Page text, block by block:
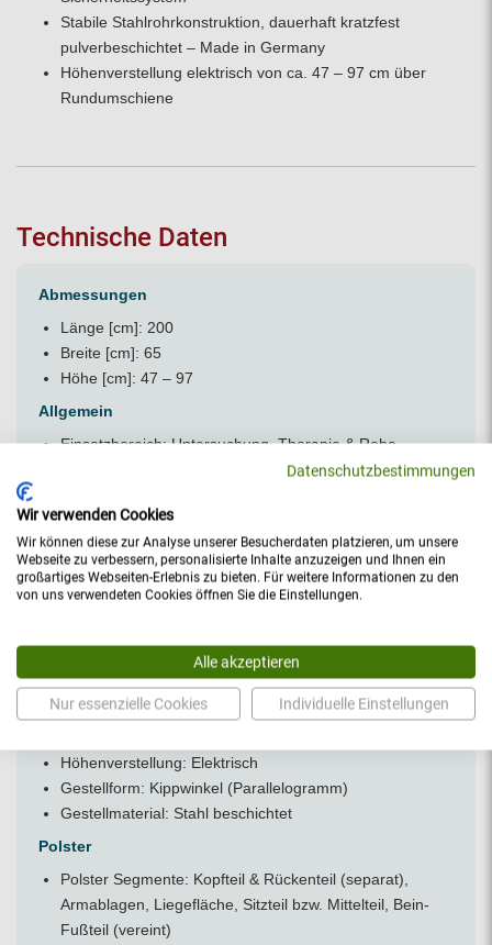
Stabile Stahlrohrkonstruktion, dauerhaft kratzfest
pulverbeschichtet – Made in Germany
Höhenverstellung elektrisch von ca. 47 – 97 cm über
Rundumschiene
Technische Daten
Abmessungen
Länge [cm]: 200
Breite [cm]: 65
Höhe [cm]: 47 – 97
Allgemein
Einsatzbereich: Untersuchung, Therapie & Reha
Rädergestell), Extra tief (≤ 50cm) / barrierefreier
Aufstieg, Extra hoch (≥ 85 cm)
Herstellerportrait:Stolzenberg
Hersteller: Stolzenberg
Modell: Classic
Versandart: Spedition
Gestell
Höhenverstellung: Elektrisch
Gestellform: Kippwinkel (Parallelogramm)
Gestellmaterial: Stahl beschichtet
Polster
Polster Segmente: Kopfteil & Rückenteil (separat),
Armablagen, Liegefläche, Sitzteil bzw. Mittelteil, Bein-
Fußteil (vereint)
Datenschutzbestimmungen
Wir verwenden Cookies
Wir können diese zur Analyse unserer Besucherdaten platzieren, um unsere
Webseite zu verbessern, personalisierte Inhalte anzuzeigen und Ihnen ein
großartiges Webseiten-Erlebnis zu bieten. Für weitere Informationen zu den
von uns verwendeten Cookies öffnen Sie die Einstellungen.
Alle akzeptieren
Nur essenzielle Cookies Individuelle Einstellungen